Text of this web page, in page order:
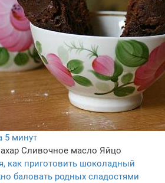
5 минут
Сливочное масло Яйцо
как приготовить шоколадный
баловать родных сладостями